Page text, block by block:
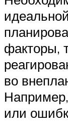
факторы,
во
или